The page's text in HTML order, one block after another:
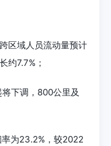
区域人员流动量预计
约7.7%；
下调，800公里及
为23.2%，较2022